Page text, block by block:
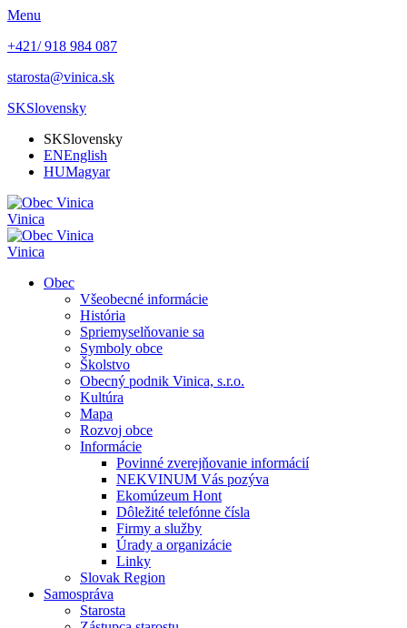
Menu
+421/ 918 984 087
starosta@vinica.sk
SKSlovensky
SKSlovensky
ENEnglish
HUMagyar
Vinica
Vinica
Obec
Všeobecné informácie
História
Spriemyselňovanie sa
Symboly obce
Školstvo
Obecný podnik Vinica, s.r.o.
Kultúra
Mapa
Rozvoj obce
Informácie
Povinné zverejňovanie informácií
NEKVINUM Vás pozýva
Ekomúzeum Hont
Dôležité telefónne čísla
Firmy a služby
Úrady a organizácie
Linky
Slovak Region
Samospráva
Starosta